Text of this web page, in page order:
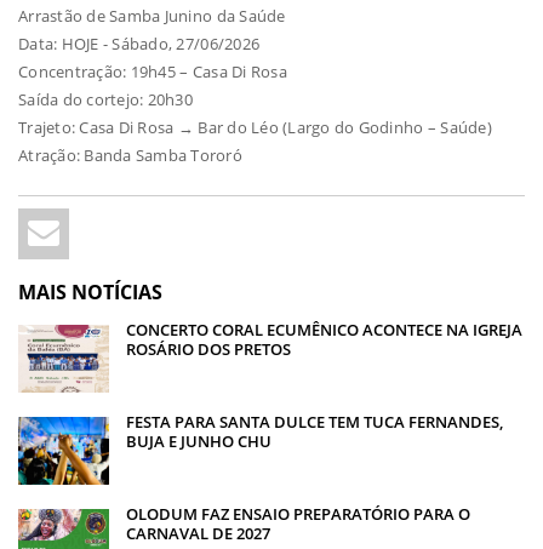
Arrastão de Samba Junino da Saúde
Data: HOJE - Sábado, 27/06/2026
Concentração: 19h45 – Casa Di Rosa
Saída do cortejo: 20h30
Trajeto: Casa Di Rosa → Bar do Léo (Largo do Godinho – Saúde)
Atração: Banda Samba Tororó
MAIS NOTÍCIAS
CONCERTO CORAL ECUMÊNICO ACONTECE NA IGREJA
ROSÁRIO DOS PRETOS
FESTA PARA SANTA DULCE TEM TUCA FERNANDES,
BUJA E JUNHO CHU
OLODUM FAZ ENSAIO PREPARATÓRIO PARA O
CARNAVAL DE 2027